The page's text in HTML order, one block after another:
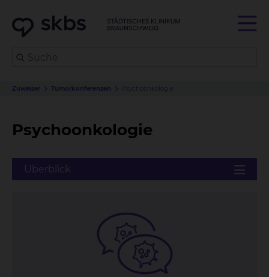
Zuweiser Tumorkonferenzen Psychoonkologie
Psychoonkologie